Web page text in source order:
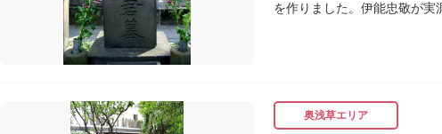
を作りました。伊能忠敬が
奥浅草エリア